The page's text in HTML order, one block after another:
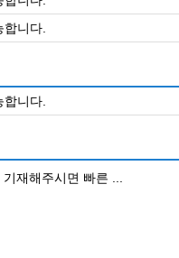
니다.
니다.
재해주시면 빠른 ...